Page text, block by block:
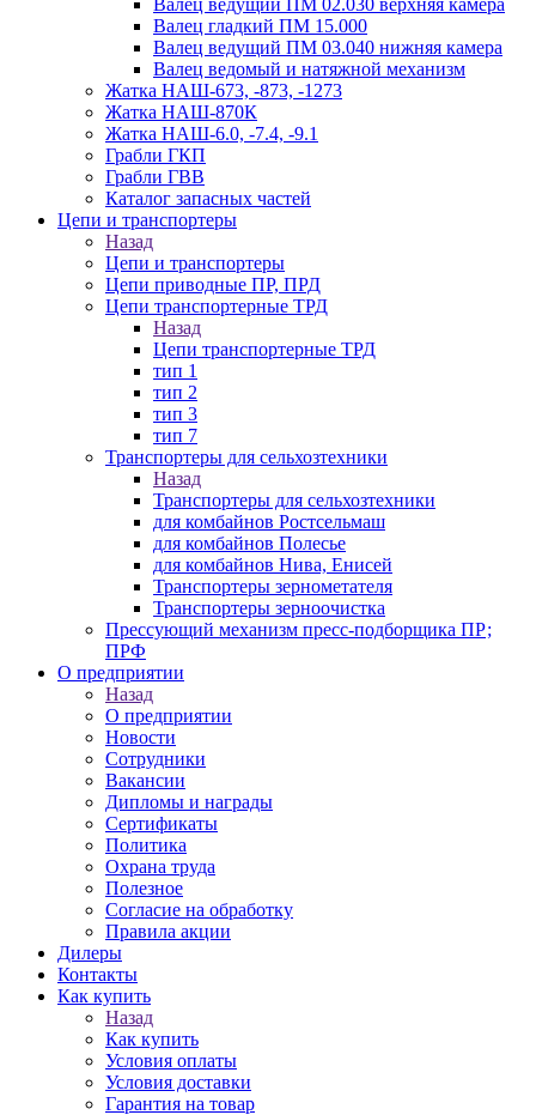
Валец ведущий ПМ 02.030 верхняя камера
Валец гладкий ПМ 15.000
Валец ведущий ПМ 03.040 нижняя камера
Валец ведомый и натяжной механизм
Жатка НАШ-673, -873, -1273
Жатка НАШ-870К
Жатка НАШ-6.0, -7.4, -9.1
Грабли ГКП
Грабли ГВВ
Каталог запасных частей
Цепи и транспортеры
Назад
Цепи и транспортеры
Цепи приводные ПР, ПРД
Цепи транспортерные ТРД
Назад
Цепи транспортерные ТРД
тип 1
тип 2
тип 3
тип 7
Транспортеры для сельхозтехники
Назад
Транспортеры для сельхозтехники
для комбайнов Ростсельмаш
для комбайнов Полесье
для комбайнов Нива, Енисей
Транспортеры зернометателя
Транспортеры зерноочистка
Прессующий механизм пресс-подборщика ПР;
ПРФ
О предприятии
Назад
О предприятии
Новости
Сотрудники
Вакансии
Дипломы и награды
Сертификаты
Политика
Охрана труда
Полезное
Согласие на обработку
Правила акции
Дилеры
Контакты
Как купить
Назад
Как купить
Условия оплаты
Условия доставки
Гарантия на товар